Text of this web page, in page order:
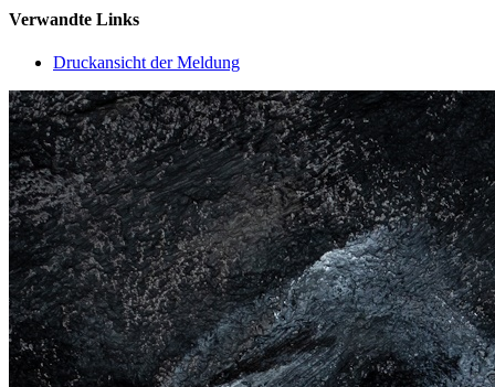
Verwandte Links
Druckansicht der Meldung